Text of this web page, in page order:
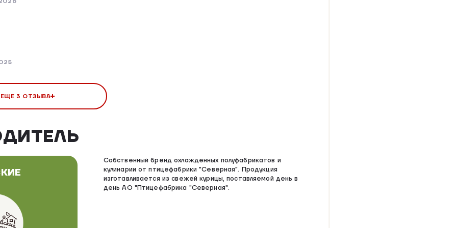
3 ОТЗЫВА
Собственный бренд охлажденных полуфабрикатов и
кулинарии от птицефабрики "Северная". Продукция
изготавливается из свежей курицы, поставляемой день в
день АО "Птицефабрика "Северная".